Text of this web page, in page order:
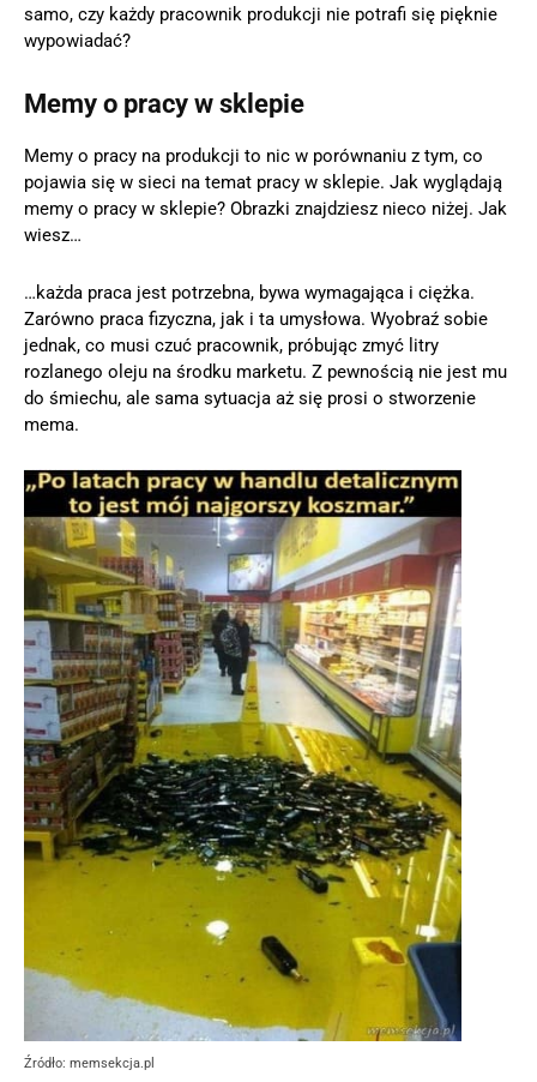
samo, czy każdy pracownik produkcji nie potrafi się pięknie
wypowiadać?
Memy o pracy w sklepie
Memy o pracy na produkcji to nic w porównaniu z tym, co
pojawia się w sieci na temat pracy w sklepie. Jak wyglądają
memy o pracy w sklepie? Obrazki znajdziesz nieco niżej. Jak
wiesz…
…każda praca jest potrzebna, bywa wymagająca i ciężka.
Zarówno praca fizyczna, jak i ta umysłowa. Wyobraź sobie
jednak, co musi czuć pracownik, próbując zmyć litry
rozlanego oleju na środku marketu. Z pewnością nie jest mu
do śmiechu, ale sama sytuacja aż się prosi o stworzenie
mema.
Źródło: memsekcja.pl